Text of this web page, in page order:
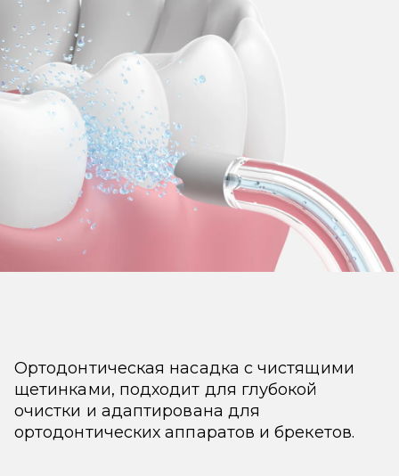
Ортодонтическая насадка с чистящими
щетинками, подходит для глубокой
очистки и адаптирована для
ортодонтических аппаратов и брекетов.